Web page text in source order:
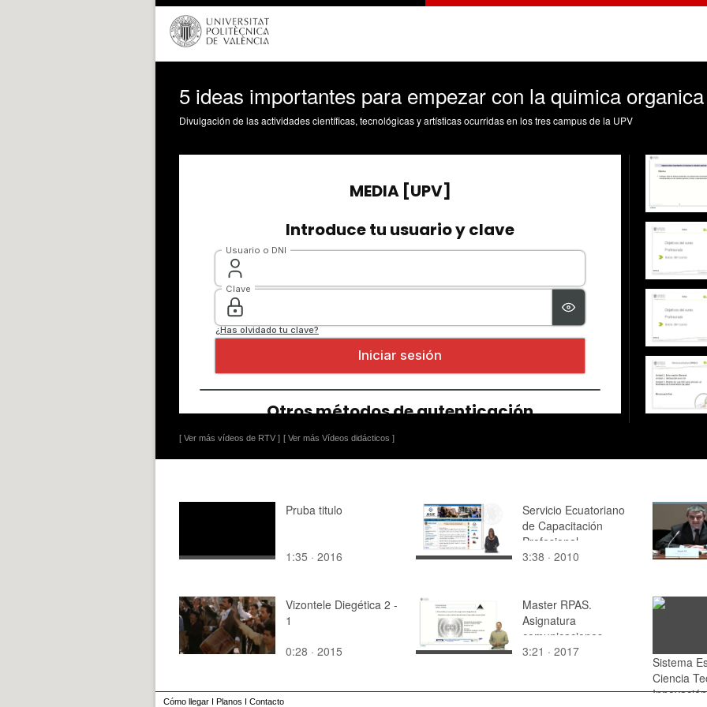
5 ideas importantes para empezar con la quimica organica
Divulgación de las actividades científicas, tecnológicas y artísticas ocurridas en los tres campus de la UPV
[ Ver más vídeos de RTV ] [ Ver más Vídeos didácticos ]
Pruba titulo
1:35 · 2016
Servicio Ecuatoriano
de Capacitación
Profesional
3:38 · 2010
Vizontele Diegética 2 -
1
0:28 · 2015
Master RPAS.
Asignatura
comunicaciones.
Transmisión energía
3:21 · 2017
Sistema
Ciencia
Cómo llegar I Planos I Contacto